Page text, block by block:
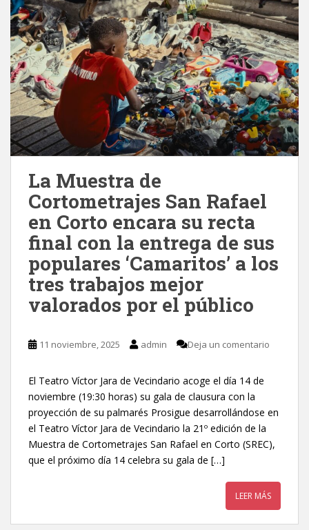
La Muestra de
Cortometrajes San Rafael
en Corto encara su recta
final con la entrega de sus
populares ‘Camaritos’ a los
tres trabajos mejor
valorados por el público
11 noviembre, 2025 admin Deja un comentario
El Teatro Víctor Jara de Vecindario acoge el día 14 de
noviembre (19:30 horas) su gala de clausura con la
proyección de su palmarés Prosigue desarrollándose en
el Teatro Víctor Jara de Vecindario la 21º edición de la
Muestra de Cortometrajes San Rafael en Corto (SREC),
que el próximo día 14 celebra su gala de […]
LEER MÁS